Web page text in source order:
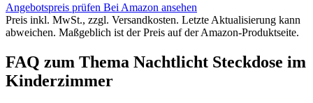
Angebotspreis prüfen Bei Amazon ansehen
Preis inkl. MwSt., zzgl. Versandkosten. Letzte Aktualisierung kann
abweichen. Maßgeblich ist der Preis auf der Amazon-Produktseite.
FAQ zum Thema Nachtlicht Steckdose im
Kinderzimmer